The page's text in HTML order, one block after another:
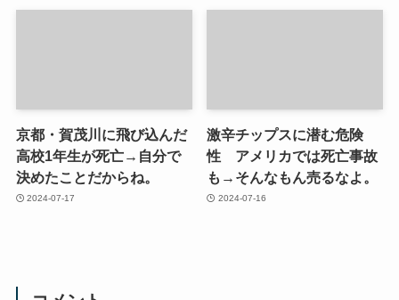
京都・賀茂川に飛び込んだ
高校1年生が死亡→自分で
決めたことだからね。
2024-07-17
激辛チップスに潜む危険
性 アメリカでは死亡事故
も→そんなもん売るなよ。
2024-07-16